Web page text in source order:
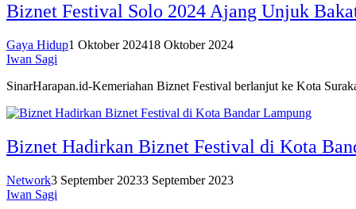
Biznet Festival Solo 2024 Ajang Unjuk
Gaya Hidup1 Oktober 202418 Oktober 2024
Iwan Sagi
SinarHarapan.id-Kemeriahan Biznet Festival berlanjut ke Kota
Biznet Hadirkan Biznet Festival di Kota
Network3 September 20233 September 2023
Iwan Sagi